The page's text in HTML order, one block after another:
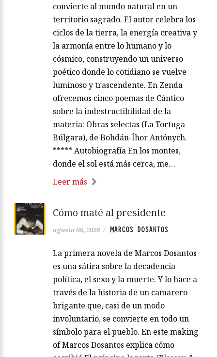
convierte al mundo natural en un
territorio sagrado. El autor celebra los
ciclos de la tierra, la energía creativa y
la armonía entre lo humano y lo
cósmico, construyendo un universo
poético donde lo cotidiano se vuelve
luminoso y trascendente. En Zenda
ofrecemos cinco poemas de Cántico
sobre la indestructibilidad de la
materia: Obras selectas (La Tortuga
Búlgara), de Bohdán-Íhor Antónych.
***** Autobiografía En los montes,
donde el sol está más cerca, me…
Leer más
Cómo maté al presidente
agosto 08, 2026 / MARCOS DOSANTOS
La primera novela de Marcos Dosantos
es una sátira sobre la decadencia
política, el sexo y la muerte. Y lo hace a
través de la historia de un camarero
brigante que, casi de un modo
involuntario, se convierte en todo un
símbolo para el pueblo. En este making
of Marcos Dosantos explica cómo